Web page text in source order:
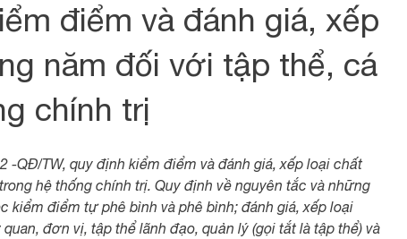
điểm và đánh giá, xếp
năm đối với tập thể, cá
chính trị
-QĐ/TW, quy định kiểm điểm và đánh giá, xếp loại chất
hệ thống chính trị. Quy định về nguyên tắc và những
điểm tự phê bình và phê bình; đánh giá, xếp loại
đơn vị, tập thể lãnh đạo, quản lý (gọi tắt là tập thể) và